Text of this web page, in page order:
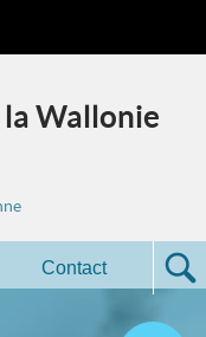
Wallonie
Contact